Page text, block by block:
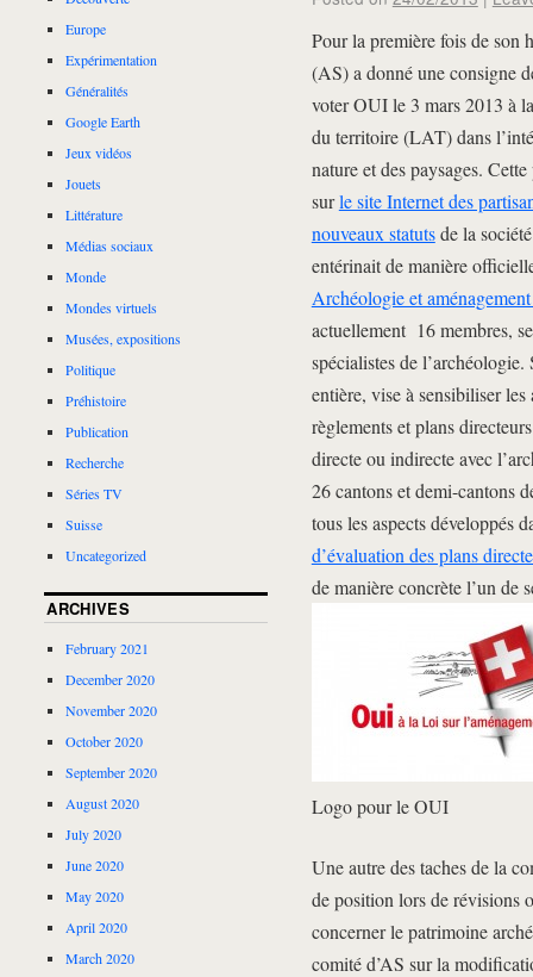
Pour la première fois de son
(AS) a donné une consigne
voter OUI le 3 mars 2013 à
du territoire (LAT) dans
nature et des paysages.
surle site Internet des
nouveaux statutsde la
entérinait de manière
Archéologie et
actuellement 16 membres,
spécialistes de
entière, vise à sensibiliser
règlements et plans
directe ou indirecte avec
26 cantons et demi-cantons
tous les aspects développés
d’évaluation des plans
de manière concrète l’un de
Logo pour le OUI
Une autre des taches de la
de position lors de révisions
concerner le patrimoine
comité d’AS sur la
Europe
Expérimentation
Généralités
Google Earth
Jeux vidéos
Jouets
Littérature
Médias sociaux
Monde
Mondes virtuels
Musées, expositions
Politique
Préhistoire
Publication
Recherche
Séries TV
Suisse
Uncategorized
ARCHIVES
February 2021
December 2020
November 2020
October 2020
September 2020
August 2020
July 2020
June 2020
May 2020
April 2020
March 2020